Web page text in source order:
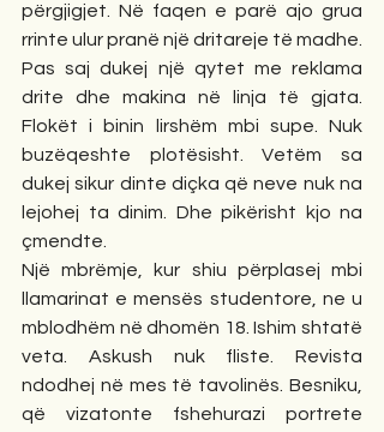
përgjigjet. Në faqen e parë ajo grua
rrinte ulur pranë një dritareje të madhe.
Pas saj dukej një qytet me reklama
drite dhe makina në linja të gjata.
Flokët i binin lirshëm mbi supe. Nuk
buzëqeshte plotësisht. Vetëm sa
dukej sikur dinte diçka që neve nuk na
lejohej ta dinim. Dhe pikërisht kjo na
çmendte.
Një mbrëmje, kur shiu përplasej mbi
llamarinat e mensës studentore, ne u
mblodhëm në dhomën 18. Ishim shtatë
veta. Askush nuk fliste. Revista
ndodhej në mes të tavolinës. Besniku,
që vizatonte fshehurazi portrete